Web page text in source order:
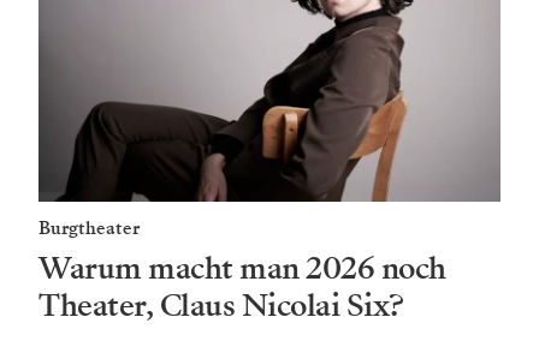
Burgtheater
Warum macht man 2026 noch
Theater, Claus Nicolai Six?